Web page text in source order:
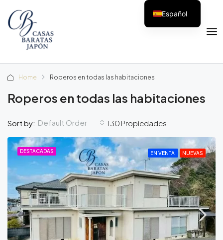
Home Roperos en todas las habitaciones
Roperos en todas las habitaciones
130 Propiedades
Sort by: Default Order
DESTACADAS EN VENTA NUEVAS
Español